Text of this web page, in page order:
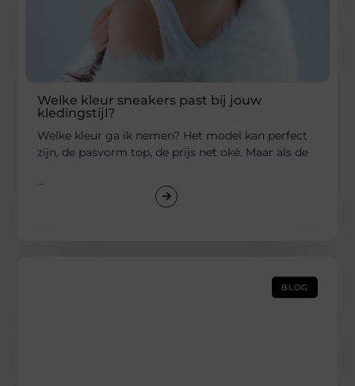
Welke kleur sneakers past bij jouw
kledingstijl?
Welke kleur ga ik nemen? Het model kan perfect
zijn, de pasvorm top, de prijs net oké. Maar als de
...
BLOG